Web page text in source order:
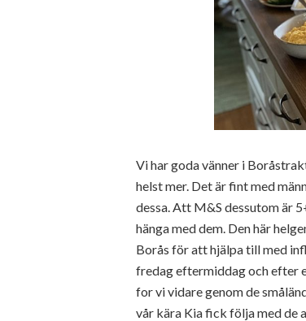
Vi har goda vänner i
helst mer. Det är fint med
dessa. Att M&S dessutom är
hänga med dem. Den här
Borås för att hjälpa till med
fredag eftermiddag och efter
for vi vidare genom de
vår kära Kia fick följa med de